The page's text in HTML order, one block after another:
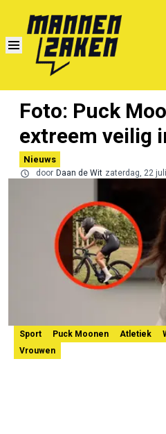
Foto: Puck
extreem veilig
Nieuws
door Daan de Wit zaterdag, 22
Sport Puck Moonen Atletiek
Vrouwen